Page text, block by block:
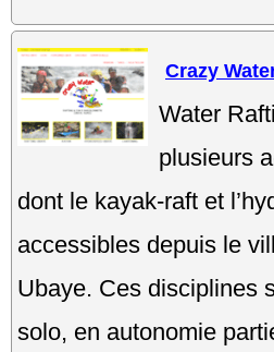
Crazy
Water
plusieurs
dont le kayak-raft et
accessibles depuis le
Ubaye. Ces disciplines
solo, en autonomie